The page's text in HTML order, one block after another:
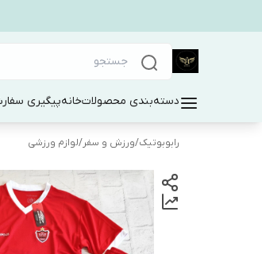
دسته‌بندی محصولاتخانهپیگیری
رابوبوتیک/ورزش و سفر/لوازم ورزشی